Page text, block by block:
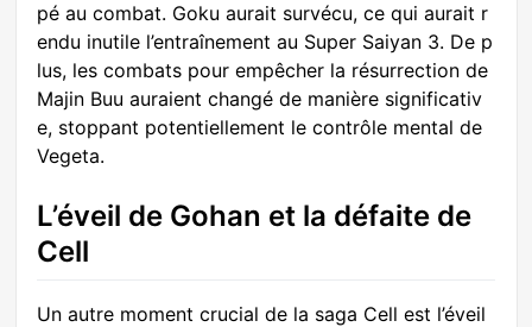
pé au combat. Goku aurait survécu, ce qui aurait r
endu inutile l’entraînement au Super Saiyan 3. De p
lus, les combats pour empêcher la résurrection de
Majin Buu auraient changé de manière significativ
e, stoppant potentiellement le contrôle mental de
Vegeta.
L’éveil de Gohan et la défaite de
Cell
Un autre moment crucial de la saga Cell est l’éveil